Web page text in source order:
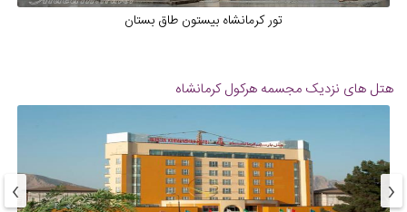
تور کرمانشاه بیستون طاق بستان
هتل های نزدیک مجسمه هرکول کرمانشاه
‹
›